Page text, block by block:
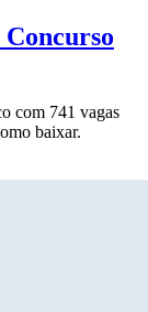
com 741 vagas
baixar.